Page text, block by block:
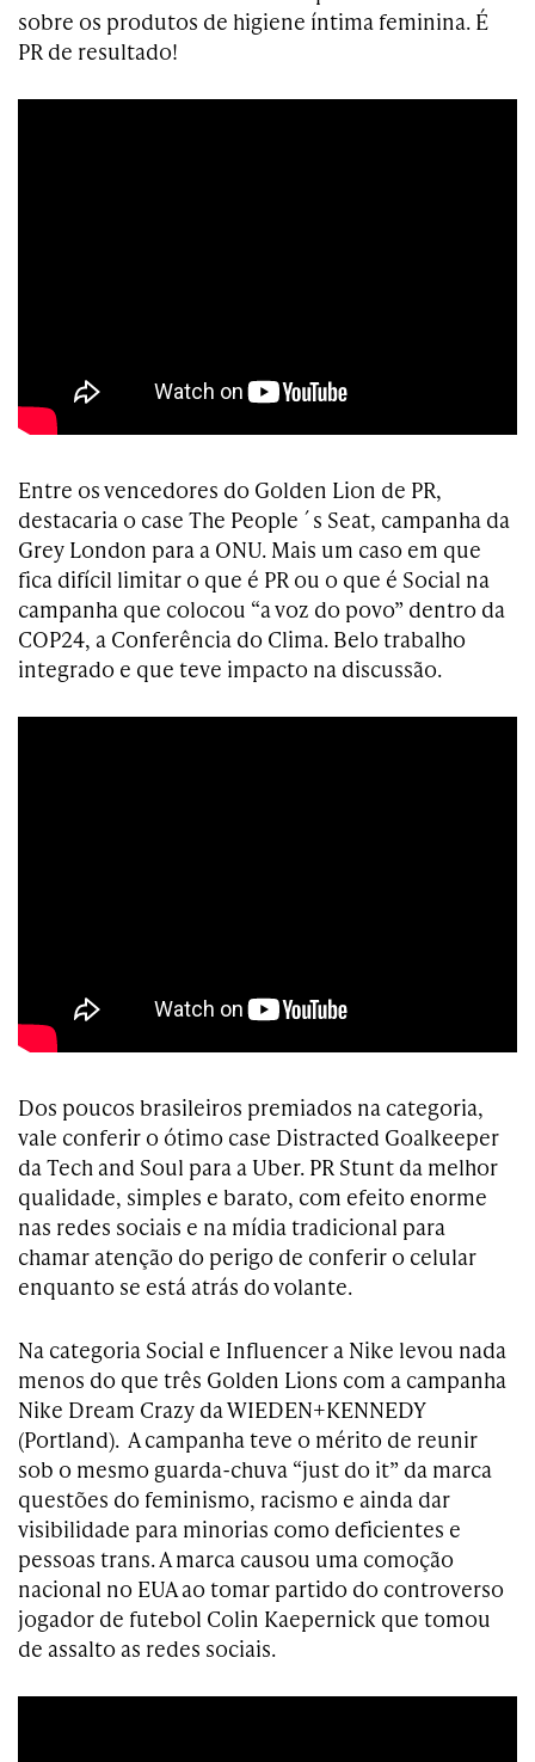
sobre os produtos de higiene íntima feminina. É
PR de resultado!
Entre os vencedores do Golden Lion de PR,
destacaria o case The People´s Seat, campanha da
Grey London para a ONU. Mais um caso em que
fica difícil limitar o que é PR ou o que é Social na
campanha que colocou “a voz do povo” dentro da
COP24, a Conferência do Clima. Belo trabalho
integrado e que teve impacto na discussão.
Dos poucos brasileiros premiados na categoria,
vale conferir o ótimo case Distracted Goalkeeper
da Tech and Soul para a Uber. PR Stunt da melhor
qualidade, simples e barato, com efeito enorme
nas redes sociais e na mídia tradicional para
chamar atenção do perigo de conferir o celular
enquanto se está atrás do volante.
Na categoria Social e Influencer a Nike levou nada
menos do que três Golden Lions com a campanha
Nike Dream Crazy da WIEDEN+KENNEDY
(Portland). A campanha teve o mérito de reunir
sob o mesmo guarda-chuva “just do it” da marca
questões do feminismo, racismo e ainda dar
visibilidade para minorias como deficientes e
pessoas trans. A marca causou uma comoção
nacional no EUA ao tomar partido do controverso
jogador de futebol Colin Kaepernick que tomou
de assalto as redes sociais.